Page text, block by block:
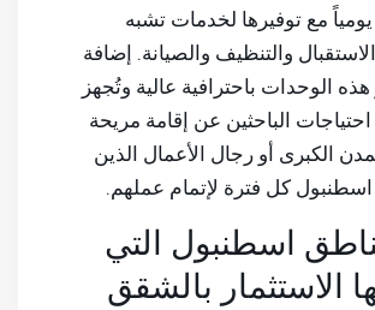
مع توفيرها لخدمات تشبه
والتنظيف والصيانة. إضافة
هذه الوحدات باحترافية عالية وتُجهز
احتياجات الباحثين عن إقامة مريحة
الكبرى أو رجال الأعمال الذين
كل فترة لإتمام عملهم.
اسطنبول التي
الاستثمار بالشقق